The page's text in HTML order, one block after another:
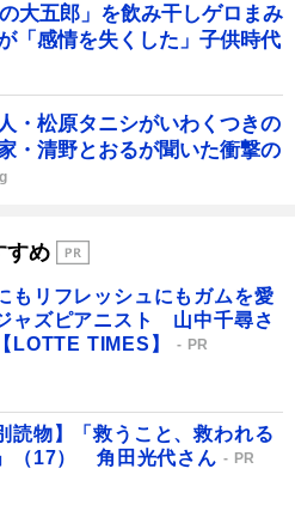
大五郎」を飲み干しゲロまみ
「感情を失くした」子供時代
・松原タニシがいわくつきの
清野とおるが聞いた衝撃の
すめ
もリフレッシュにもガムを愛
ャズピアニスト 山中千尋さ
LOTTE TIMES】
PR
読物】「救うこと、救われる
（17） 角田光代さん
PR